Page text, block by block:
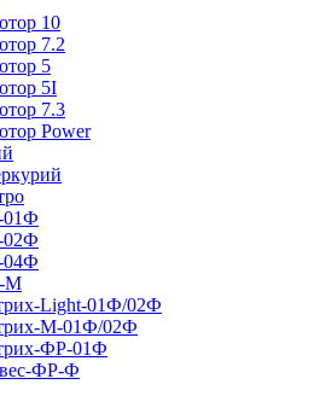
10
7.2
5
5I
7.3
Power
01Ф
02Ф
04Ф
М
Light-01Ф/02Ф
М-01Ф/02Ф
ФР-01Ф
ФР-Ф